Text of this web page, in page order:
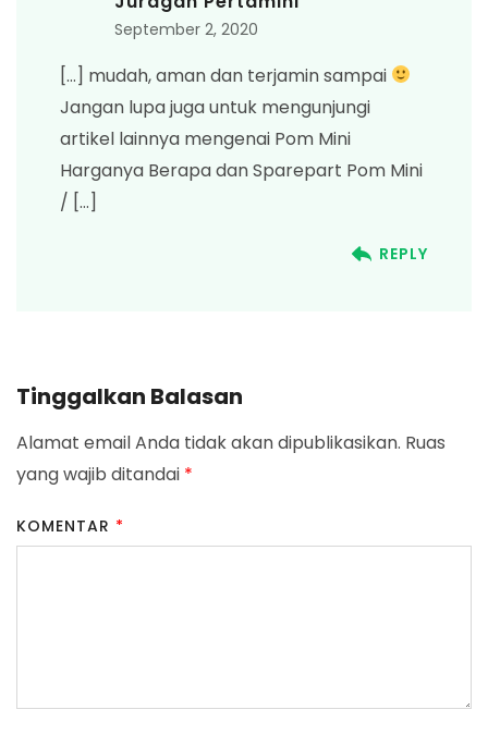
September 2, 2020
[…] mudah, aman dan terjamin sampai
Jangan lupa juga untuk mengunjungi
artikel lainnya mengenai Pom Mini
Harganya Berapa dan Sparepart Pom Mini
/ […]
REPLY
Tinggalkan Balasan
Alamat email Anda tidak akan dipublikasikan. Ruas
yang wajib ditandai *
KOMENTAR *